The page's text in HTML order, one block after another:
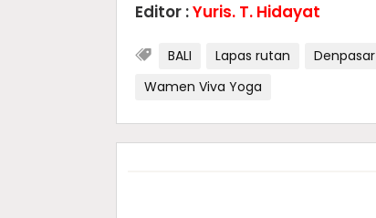
Editor :Yuris. T. Hidayat
BALI Lapas rutan Denpasar
Wamen Viva Yoga